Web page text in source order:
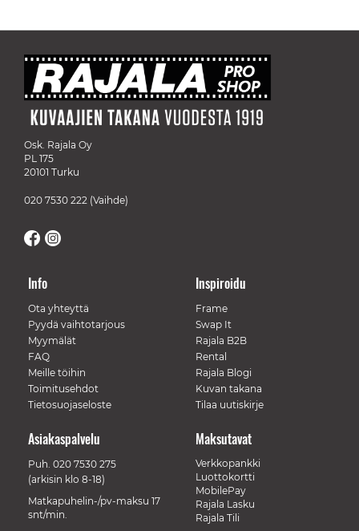
Osk. Rajala Oy
PL 175
20101 Turku
020 7530 222 (Vaihde)
Info
Ota yhteyttä
Pyydä vaihtotarjous
Myymälät
FAQ
Meille töihin
Toimitusehdot
Tietosuojaseloste
Inspiroidu
Frame
Swap It
Rajala B2B
Rental
Rajala Blogi
Kuvan takana
Tilaa uutiskirje
Maksutavat
Verkkopankki
Luottokortti
MobilePay
Rajala Lasku
Rajala Tili
Asiakaspalvelu
Puh. 020 7530 275
(arkisin klo 8-18)
Matkapuhelin-/pv-maksu 17
snt/min.